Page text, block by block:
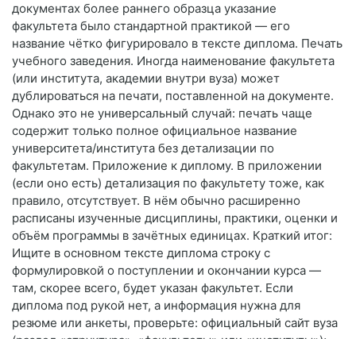
документах более раннего образца указание
факультета было стандартной практикой — его
название чётко фигурировало в тексте диплома. Печать
учебного заведения. Иногда наименование факультета
(или института, академии внутри вуза) может
дублироваться на печати, поставленной на документе.
Однако это не универсальный случай: печать чаще
содержит только полное официальное название
университета/института без детализации по
факультетам. Приложение к диплому. В приложении
(если оно есть) детализация по факультету тоже, как
правило, отсутствует. В нём обычно расширенно
расписаны изученные дисциплины, практики, оценки и
объём программы в зачётных единицах. Краткий итог:
Ищите в основном тексте диплома строку с
формулировкой о поступлении и окончании курса —
там, скорее всего, будет указан факультет. Если
диплома под рукой нет, а информация нужна для
резюме или анкеты, проверьте: официальный сайт вуза